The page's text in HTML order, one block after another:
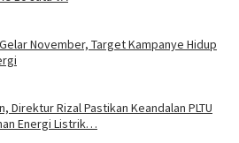
November, Target Kampanye Hidup
Direktur Rizal Pastikan Keandalan PLTU
Energi Listrik…